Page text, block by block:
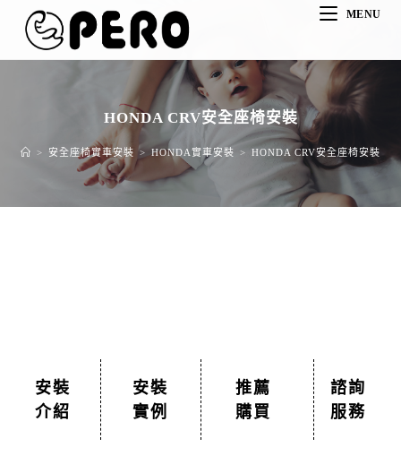
MENU
HONDA CRV安全座椅安裝
> 安全座椅實車安裝 > HONDA實車安裝 > HONDA CRV安全座椅安裝
安裝
介紹
安裝
實例
推薦
購買
諮詢
服務